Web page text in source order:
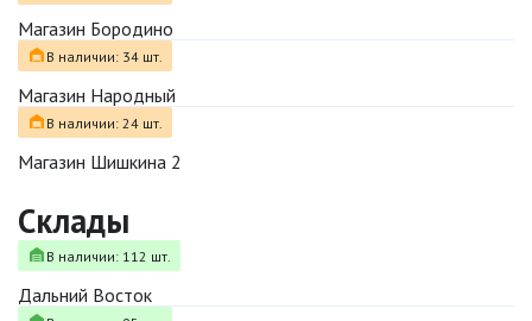
Магазин Бородино
В наличии: 34 шт.
Магазин Народный
В наличии: 24 шт.
Магазин Шишкина 2
Склады
В наличии: 112 шт.
Дальний Восток